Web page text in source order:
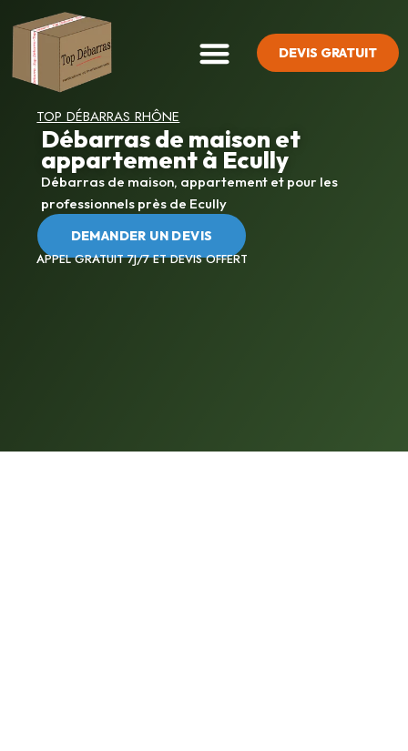
DEVIS GRATUIT
TOP DÉBARRAS RHÔNE
Débarras de maison et
appartement à Ecully
Débarras de maison, appartement et pour les
professionnels près de Ecully
DEMANDER UN DEVIS
APPEL GRATUIT 7J/7 ET DEVIS OFFERT